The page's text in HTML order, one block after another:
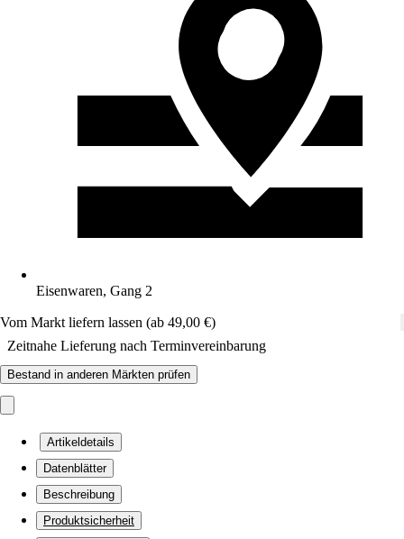
Eisenwaren, Gang 2
Vom Markt liefern lassen (ab 49,00 €)
Zeitnahe Lieferung nach Terminvereinbarung
Bestand in anderen Märkten prüfen
Artikeldetails
Datenblätter
Beschreibung
Produktsicherheit